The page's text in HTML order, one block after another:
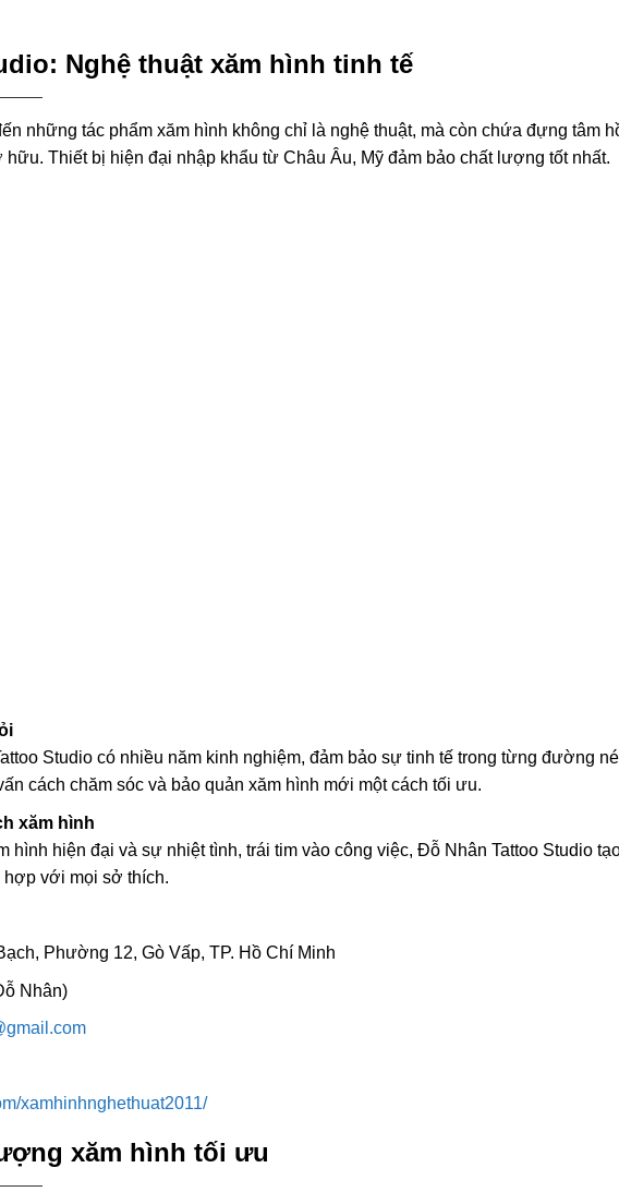
Nghệ thuật xăm hình tinh tế
những tác phẩm xăm hình không chỉ là nghệ thuật, mà còn chứa đựng tâm
Thiết bị hiện đại nhập khẩu từ Châu Âu, Mỹ đảm bảo chất lượng tốt nhất.
Studio có nhiều năm kinh nghiệm, đảm bảo sự tinh tế trong từng đường
cách chăm sóc và bảo quản xăm hình mới một cách tối ưu.
xăm hình
hình hiện đại và sự nhiệt tình, trái tim vào công việc, Đỗ Nhân Tattoo Studio
hợp với mọi sở thích.
Phường 12, Gò Vấp, TP. Hồ Chí Minh
Nhân)
xamhinhnghethuat2011/
xăm hình tối ưu